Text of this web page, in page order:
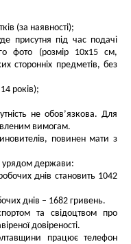
(за наявності);
присутня під час подачі
фото (розмір 10х15 см,
сторонніх предметів, без
років);
не обов’язкова. Для
вимогам.
повинен мати з
урядом держави:
днів становить 1042
днів – 1682 гривень.
та свідоцтвом про
довіреності.
працює телефон